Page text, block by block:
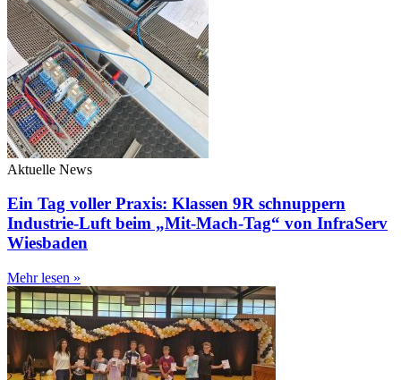
Aktuelle News
Ein Tag voller Praxis: Klassen 9R schnuppern
Industrie-Luft beim „Mit-Mach-Tag“ von InfraServ
Wiesbaden
Mehr lesen »